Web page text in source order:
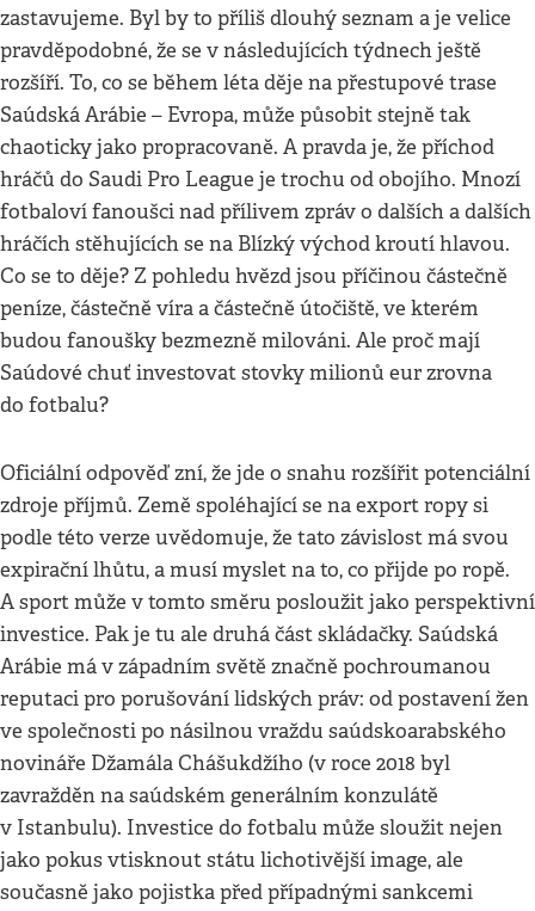
zastavujeme. Byl by to příliš dlouhý seznam a je velice
pravděpodobné, že se v následujících týdnech ještě
rozšíří. To, co se během léta děje na přestupové trase
Saúdská Arábie – Evropa, může působit stejně tak
chaoticky jako propracovaně. A pravda je, že příchod
hráčů do Saudi Pro League je trochu od obojího. Mnozí
fotbaloví fanoušci nad přílivem zpráv o dalších a dalších
hráčích stěhujících se na Blízký východ kroutí hlavou.
Co se to děje? Z pohledu hvězd jsou příčinou částečně
peníze, částečně víra a částečně útočiště, ve kterém
budou fanoušky bezmezně milováni. Ale proč mají
Saúdové chuť investovat stovky milionů eur zrovna
do fotbalu?
Oficiální odpověď zní, že jde o snahu rozšířit potenciální
zdroje příjmů. Země spoléhající se na export ropy si
podle této verze uvědomuje, že tato závislost má svou
expirační lhůtu, a musí myslet na to, co přijde po ropě.
A sport může v tomto směru posloužit jako perspektivní
investice. Pak je tu ale druhá část skládačky. Saúdská
Arábie má v západním světě značně pochroumanou
reputaci pro porušování lidských práv: od postavení žen
ve společnosti po násilnou vraždu saúdskoarabského
novináře Džamála Chášukdžího (v roce 2018 byl
zavražděn na saúdském generálním konzulátě
v Istanbulu). Investice do fotbalu může sloužit nejen
jako pokus vtisknout státu lichotivější image, ale
současně jako pojistka před případnými sankcemi